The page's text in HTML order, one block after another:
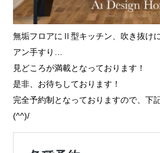
無垢フロアにⅡ型キッチン、吹き抜け
アン手すり…
見どころが満載となっております！
是非、お待ちしております！
完全予約制となっておりますので、下
(^^)/